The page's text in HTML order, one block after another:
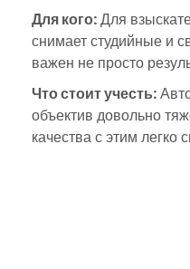
Для кого:Для
снимает студийные и
важен не просто
Что стоит учесть:
объектив довольно
качества с этим легко